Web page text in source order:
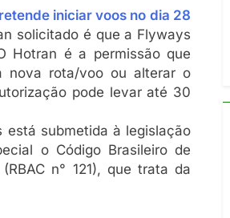
iniciar voos no dia 28
solicitado é que a Flyways
Hotran é a permissão que
nova rota/voo ou alterar o
pode levar até 30
está submetida à legislação
o Código Brasileiro de
n° 121), que trata da